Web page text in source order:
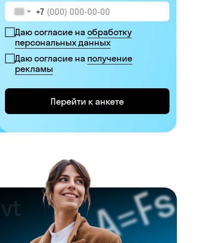
+7
Даю согласие на обработку
персональных данных
Даю согласие на получение
рекламы
Перейти к анкете